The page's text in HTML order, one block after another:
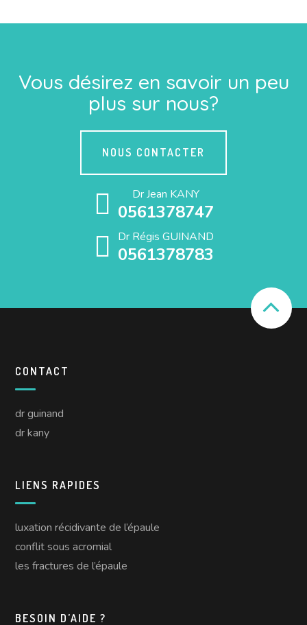
Vous désirez en savoir un peu
plus sur nous?
NOUS CONTACTER
Dr Jean KANY
0561378747
Dr Régis GUINAND
0561378783
CONTACT
dr guinand
dr kany
LIENS RAPIDES
luxation récidivante de l’épaule
conflit sous acromial
les fractures de l’épaule
BESOIN D’AIDE ?